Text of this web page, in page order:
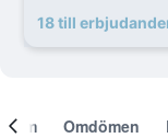
18 till
Om Omdömen